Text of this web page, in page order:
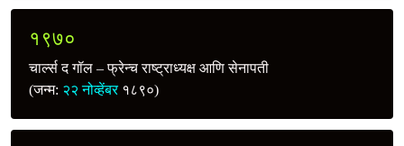
१९७०
चार्ल्स द गॉल – फ्रेन्च राष्ट्राध्यक्ष आणि सेनापती
(जन्म: २२ नोव्हेंबर१८९०)